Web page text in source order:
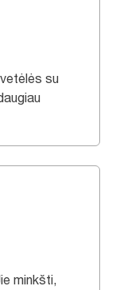
su
minkšti,